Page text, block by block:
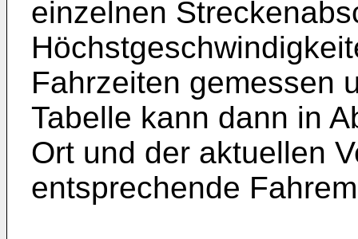
einzelnen
Fahrzeiten gemessen
Tabelle kann dann in
Ort und der aktuellen
entsprechende